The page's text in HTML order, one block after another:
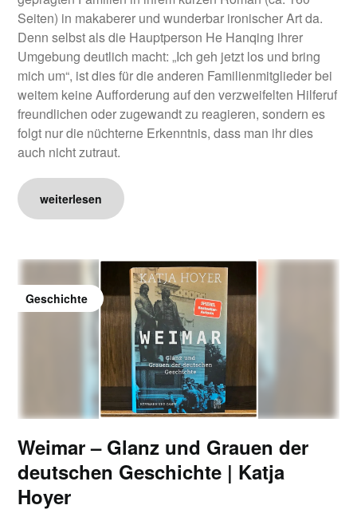
Seiten) in makaberer und wunderbar ironischer Art da.
Denn selbst als die Hauptperson He Hanqing ihrer
Umgebung deutlich macht: „Ich geh jetzt los und bring
mich um“, ist dies für die anderen Familienmitglieder bei
weitem keine Aufforderung auf den verzweifelten Hilferuf
freundlichen oder zugewandt zu reagieren, sondern es
folgt nur die nüchterne Erkenntnis, dass man ihr dies
auch nicht zutraut.
weiterlesen
Geschichte
Weimar – Glanz und Grauen der
deutschen Geschichte | Katja
Hoyer